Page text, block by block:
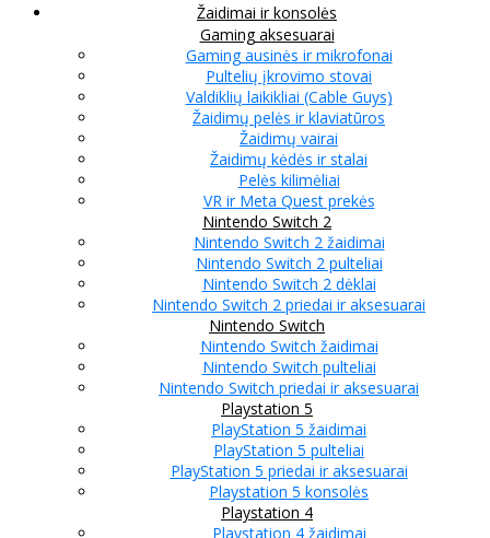
Žaidimai ir konsolės
Gaming aksesuarai
Gaming ausinės ir mikrofonai
Pultelių įkrovimo stovai
Valdiklių laikikliai (Cable Guys)
Žaidimų pelės ir klaviatūros
Žaidimų vairai
Žaidimų kėdės ir stalai
Pelės kilimėliai
VR ir Meta Quest prekės
Nintendo Switch 2
Nintendo Switch 2 žaidimai
Nintendo Switch 2 pulteliai
Nintendo Switch 2 dėklai
Nintendo Switch 2 priedai ir aksesuarai
Nintendo Switch
Nintendo Switch žaidimai
Nintendo Switch pulteliai
Nintendo Switch priedai ir aksesuarai
Playstation 5
PlayStation 5 žaidimai
PlayStation 5 pulteliai
PlayStation 5 priedai ir aksesuarai
Playstation 5 konsolės
Playstation 4
Playstation 4 žaidimai